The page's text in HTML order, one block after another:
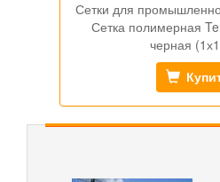
Сетки для
Сетка полимерная
черная